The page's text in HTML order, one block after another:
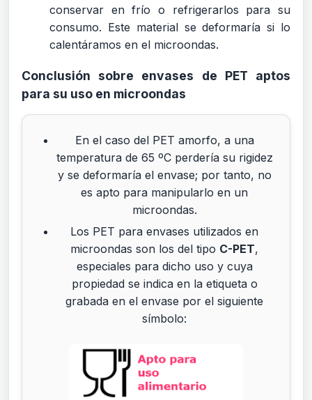
conservar en frío o refrigerarlos para su
consumo. Este material se deformaría si lo
calentáramos en el microondas.
Conclusión sobre envases de PET aptos
para su uso en microondas
En el caso del PET amorfo, a una
temperatura de 65 ºC perdería su rigidez
y se deformaría el envase; por tanto, no
es apto para manipularlo en un
microondas.
Los PET para envases utilizados en
microondas son los del tipo C-PET,
especiales para dicho uso y cuya
propiedad se indica en la etiqueta o
grabada en el envase por el siguiente
símbolo: